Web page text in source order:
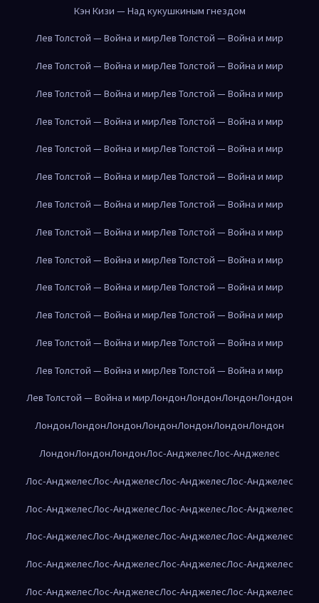
Кэн Кизи — Над кукушкиным гнездом
Лев Толстой — Война и мирЛев Толстой — Война и мир
Лев Толстой — Война и мирЛев Толстой — Война и мир
Лев Толстой — Война и мирЛев Толстой — Война и мир
Лев Толстой — Война и мирЛев Толстой — Война и мир
Лев Толстой — Война и мирЛев Толстой — Война и мир
Лев Толстой — Война и мирЛев Толстой — Война и мир
Лев Толстой — Война и мирЛев Толстой — Война и мир
Лев Толстой — Война и мирЛев Толстой — Война и мир
Лев Толстой — Война и мирЛев Толстой — Война и мир
Лев Толстой — Война и мирЛев Толстой — Война и мир
Лев Толстой — Война и мирЛев Толстой — Война и мир
Лев Толстой — Война и мирЛев Толстой — Война и мир
Лев Толстой — Война и мирЛев Толстой — Война и мир
Лев Толстой — Война и мирЛондонЛондонЛондонЛондон
ЛондонЛондонЛондонЛондонЛондонЛондонЛондон
ЛондонЛондонЛондонЛос-АнджелесЛос-Анджелес
Лос-АнджелесЛос-АнджелесЛос-АнджелесЛос-Анджелес
Лос-АнджелесЛос-АнджелесЛос-АнджелесЛос-Анджелес
Лос-АнджелесЛос-АнджелесЛос-АнджелесЛос-Анджелес
Лос-АнджелесЛос-АнджелесЛос-АнджелесЛос-Анджелес
Лос-АнджелесЛос-АнджелесЛос-АнджелесЛос-Анджелес